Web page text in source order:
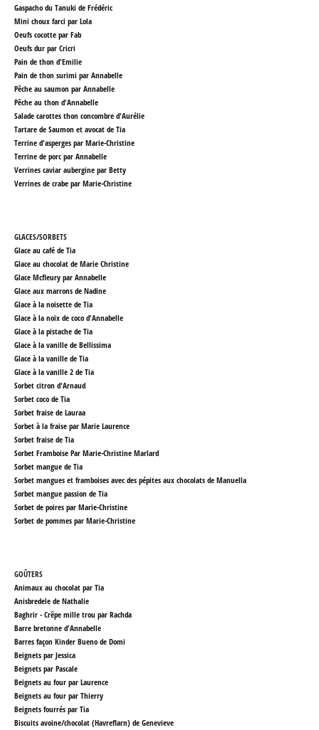
Gaspacho du Tanuki de Frédéric
Mini choux farci par Lola
Oeufs cocotte par Fab
Oeufs dur par Cricri
Pain de thon d'Emilie
Pain de thon surimi par Annabelle
Pêche au saumon par Annabelle
Pêche au thon d'Annabelle
Salade carottes thon concombre d'Aurélie
Tartare de Saumon et avocat de Tia
Terrine d'asperges par Marie-Christine
Terrine de porc par Annabelle
Verrines caviar aubergine par Betty
Verrines de crabe par Marie-Christine
GLACES/SORBETS
Glace au café de Tia
Glace au chocolat de Marie Christine
Glace Mcfleury par Annabelle
Glace aux marrons de Nadine
Glace à la noisette de Tia
Glace à la noix de coco d'Annabelle
Glace à la pistache de Tia
Glace à la vanille de Bellissima
Glace à la vanille de Tia
Glace à la vanille 2 de Tia
Sorbet citron d'Arnaud
Sorbet coco de Tia
Sorbet fraise de Lauraa
Sorbet à la fraise par Marie Laurence
Sorbet fraise de Tia
Sorbet Framboise Par Marie-Christine Marlard
Sorbet mangue de Tia
Sorbet mangues et framboises avec des pépites aux chocolats de Manuella
Sorbet mangue passion de Tia
Sorbet de poires par Marie-Christine
Sorbet de pommes par Marie-Christine
GOÛTERS
Animaux au chocolat par Tia
Anisbredele de Nathalie
Baghrir - Crêpe mille trou par Rachda
Barre bretonne d'Annabelle
Barres façon Kinder Bueno de Domi
Beignets par Jessica
Beignets par Pascale
Beignets au four par Laurence
Beignets au four par Thierry
Beignets fourrés par Tia
Biscuits avoine/chocolat (Havreflarn) de Genevieve